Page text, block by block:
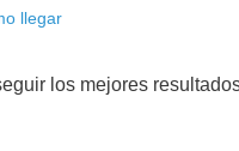
llegar
los mejores